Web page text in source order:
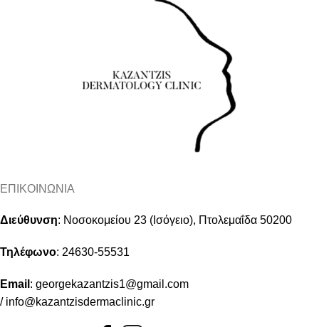
ΕΠΙΚΟΙΝΩΝΙΑ
Διεύθυνση: Νοσοκομείου 23 (Ισόγειο), Πτολεμαΐδα 50200
Τηλέφωνο: 24630-55531
Email : georgekazantzis1@gmail.com
/ info@kazantzisdermaclinic.gr